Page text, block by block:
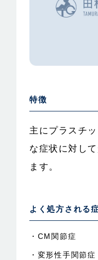
特徴
主にプラスチ
な症状に対し
ます。
よく処方される
・CM関節症
・変形性手関節症